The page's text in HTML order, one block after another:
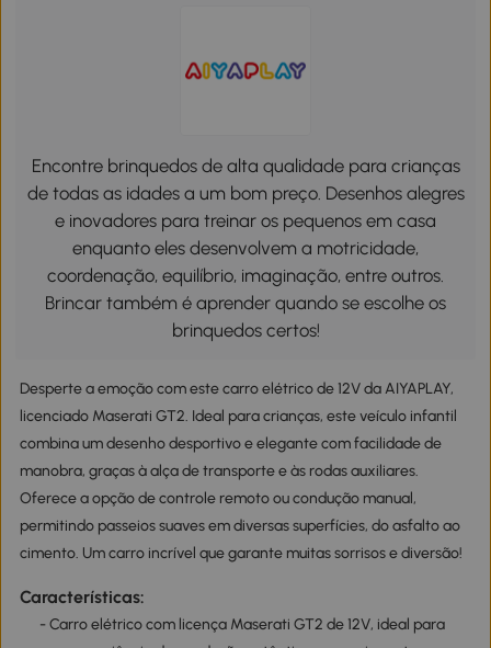
Encontre brinquedos de alta qualidade para crianças
de todas as idades a um bom preço. Desenhos alegres
e inovadores para treinar os pequenos em casa
enquanto eles desenvolvem a motricidade,
coordenação, equilíbrio, imaginação, entre outros.
Brincar também é aprender quando se escolhe os
brinquedos certos!
Desperte a emoção com este carro elétrico de 12V da AIYAPLAY,
licenciado Maserati GT2. Ideal para crianças, este veículo infantil
combina um desenho desportivo e elegante com facilidade de
manobra, graças à alça de transporte e às rodas auxiliares.
Oferece a opção de controle remoto ou condução manual,
permitindo passeios suaves em diversas superfícies, do asfalto ao
cimento. Um carro incrível que garante muitas sorrisos e diversão!
Características:
- Carro elétrico com licença Maserati GT2 de 12V, ideal para